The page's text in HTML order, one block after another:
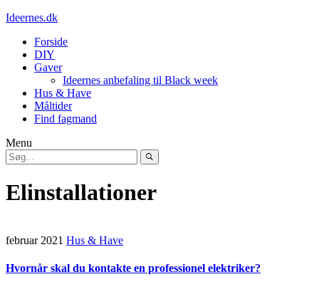
Ideernes.dk
Forside
DIY
Gaver
Ideernes anbefaling til Black week
Hus & Have
Måltider
Find fagmand
Menu
Elinstallationer
februar 2021 Hus & Have
Hvornår skal du kontakte en professionel elektriker?